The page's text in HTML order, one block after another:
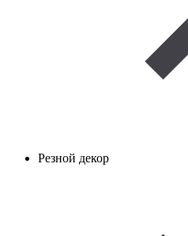
Резной декор